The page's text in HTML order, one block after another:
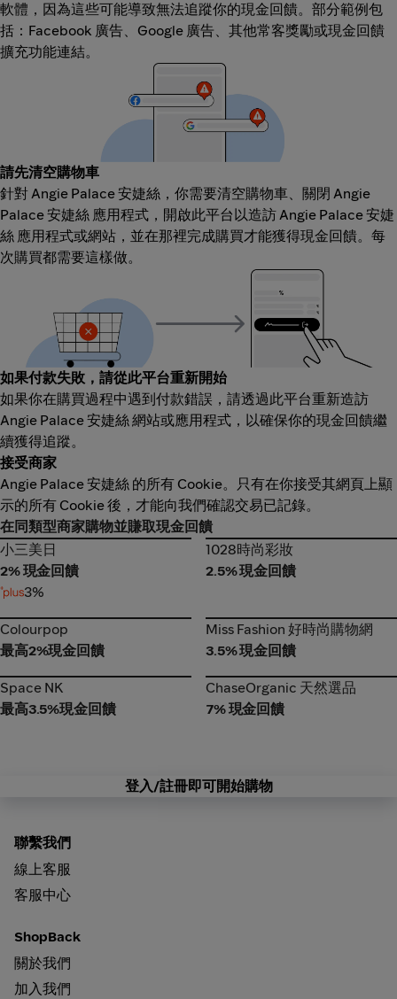
軟體，因為這些可能導致無法追蹤你的現金回饋。部分範例包
括：Facebook 廣告、Google 廣告、其他常客獎勵或現金回饋
擴充功能連結。
請先清空購物車
針對 Angie Palace 安婕絲，你需要清空購物車、關閉 Angie
Palace 安婕絲 應用程式，開啟此平台以造訪 Angie Palace 安婕
絲 應用程式或網站，並在那裡完成購買才能獲得現金回饋。每
次購買都需要這樣做。
如果付款失敗，請從此平台重新開始
如果你在購買過程中遇到付款錯誤，請透過此平台重新造訪
Angie Palace 安婕絲 網站或應用程式，以確保你的現金回饋繼
續獲得追蹤。
接受商家
Angie Palace 安婕絲 的所有 Cookie。只有在你接受其網頁上顯
示的所有 Cookie 後，才能向我們確認交易已記錄。
在同類型商家購物並賺取現金回饋
小三美日
小三美日
2% 現金回饋
3%
1028時尚彩妝
1028時尚彩妝
2.5% 現金回饋
Colourpop
Colourpop
最高2%現金回饋
Miss Fashion 好時尚購物網
Miss Fashion 好時尚購物網
3.5% 現金回饋
Space NK
Space NK
最高3.5%現金回饋
ChaseOrganic 天然選品
ChaseOrganic 天然選品
7% 現金回饋
登入/註冊即可開始購物
聯繫我們
線上客服
客服中心
ShopBack
關於我們
加入我們